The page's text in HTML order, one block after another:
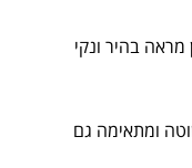
בהיר ונקי
ומתאימה גם